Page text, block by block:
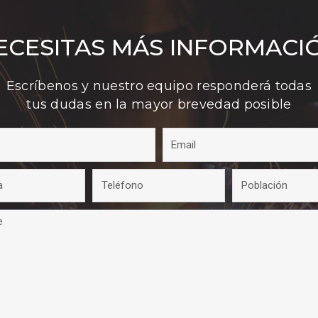
MÁS
Escríbenos y nuestro equipo responderá todas
tus dudas en la mayor brevedad posible